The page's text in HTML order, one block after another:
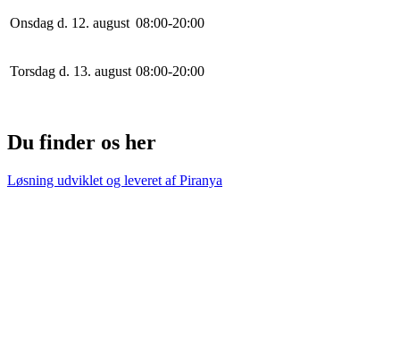
Onsdag d. 12. august 08:00-20:00
Torsdag d. 13. august 08:00-20:00
Du finder os her
Løsning udviklet og leveret afPiranya